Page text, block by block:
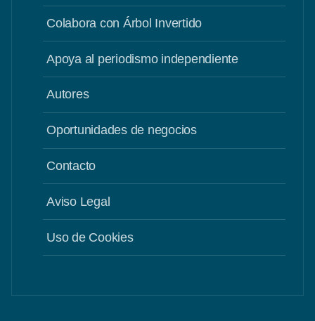
Colabora con Árbol Invertido
Apoya al periodismo independiente
Autores
Oportunidades de negocios
Contacto
Aviso Legal
Uso de Cookies